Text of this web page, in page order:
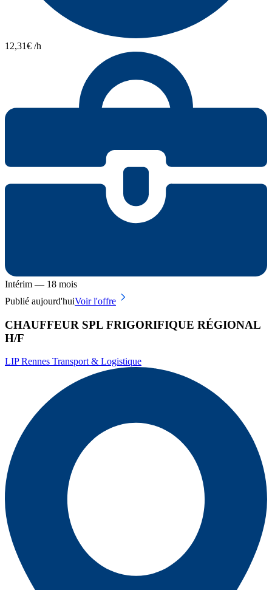
12,31€ /h
Intérim — 18 mois
Publié aujourd'huiVoir l'offre
CHAUFFEUR SPL FRIGORIFIQUE RÉGIONAL
H/F
LIP Rennes Transport & Logistique